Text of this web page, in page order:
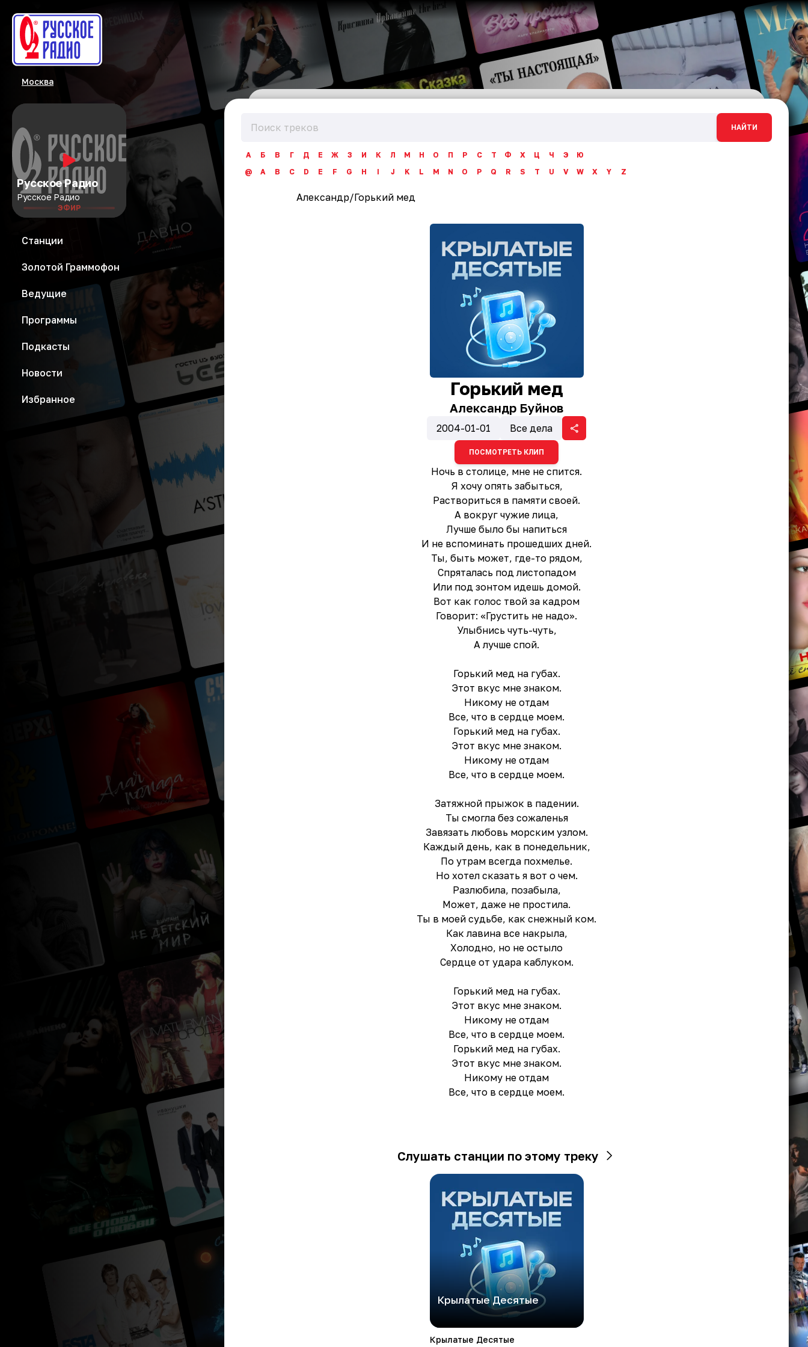
Москва
Русское Радио
Русское Радио
ЭФИР
Станции
Золотой Граммофон
Ведущие
Программы
Подкасты
Новости
Избранное
НАЙТИ
А Б В Г Д Е Ж З И К Л М Н О П Р С Т Ф Х Ц Ч Э
Ю
@
A B C D E F G H I J K L M N O P Q R S T U V W X Y Z
Александр/Горький мед
Горький мед
Александр Буйнов
2004-01-01 Все дела
ПОСМОТРЕТЬ КЛИП
Ночь в столице, мне не спится.
Я хочу опять забыться,
Раствориться в памяти своей.
А вокруг чужие лица,
Лучше было бы напиться
И не вспоминать прошедших дней.
Ты, быть может, где-то рядом,
Спряталась под листопадом
Или под зонтом идешь домой.
Вот как голос твой за кадром
Говорит: «Грустить не надо».
Улыбнись чуть-чуть,
А лучше спой.
Горький мед на губах.
Этот вкус мне знаком.
Никому не отдам
Все, что в сердце моем.
Горький мед на губах.
Этот вкус мне знаком.
Никому не отдам
Все, что в сердце моем.
Затяжной прыжок в падении.
Ты смогла без сожаленья
Завязать любовь морским узлом.
Каждый день, как в понедельник,
По утрам всегда похмелье.
Но хотел сказать я вот о чем.
Разлюбила, позабыла,
Может, даже не простила.
Ты в моей судьбе, как снежный ком.
Как лавина все накрыла,
Холодно, но не остыло
Сердце от удара каблуком.
Горький мед на губах.
Этот вкус мне знаком.
Никому не отдам
Все, что в сердце моем.
Горький мед на губах.
Этот вкус мне знаком.
Никому не отдам
Все, что в сердце моем.
Слушать станции по этому треку
Крылатые Десятые
Крылатые Десятые